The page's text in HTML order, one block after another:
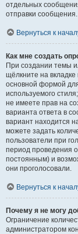
отдельных
отправки сообщения.
Вернуться к
Как мне создать
При создании темы
щёлкните на
основной формой
используемого
не имеете прав на
варианта ответа в
вариант находится
можете задать
пользователи при
период проведения
постоянным) и
они проголосовали.
Вернуться к
Почему я не могу
Ограничение
администратором